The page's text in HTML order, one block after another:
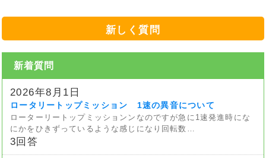
新しく質問
新着質問
2026年8月1日
ロータリートップミッション 1速の異音について
ローターリートップミッションンなのですが急に1速発進時にな
にかをひきずっているような感じになり回転数…
3回答